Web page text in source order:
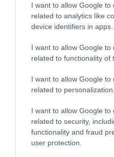
I want to allow Google to
related to analytics like
device identifiers in apps.
I want to allow Google to
related to functionality of
I want to allow Google to
related to personalization.
I want to allow Google to
related to security,
functionality and fraud
user protection.
δορυφορικό σμήνος
Cosmos, το οποίο
ερευνητικούς φορείς
αποκτούν πρόσβαση
δεδομένα και
κόστος. Με αυτόν
αποκτά μόνο δικούς
συμμετέχει σε μια
υποδομή που